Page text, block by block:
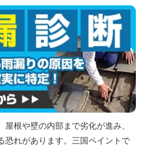
屋根や壁の内部まで劣化が進み、
恐れがあります。三国ペイントで